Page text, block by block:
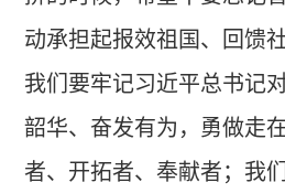
动承担起报效祖国、回馈
我们要牢记习近平总书记
韶华、奋发有为，勇做走
者、开拓者、奉献者；我